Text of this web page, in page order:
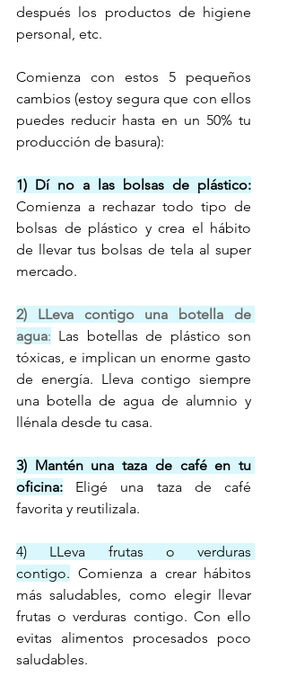
después los productos de higiene
personal, etc.
Comienza con estos 5 pequeños
cambios (estoy segura que con ellos
puedes reducir hasta en un 50% tu
producción de basura):
1) Dí no a las bolsas de plástico:
Comienza a rechazar todo tipo de
bolsas de plástico y crea el hábito
de llevar tus bolsas de tela al super
mercado.
2) LLeva contigo una botella de
agua: Las botellas de plástico son
tóxicas, e implican un enorme gasto
de energía. Lleva contigo siempre
una botella de agua de alumnio y
llénala desde tu casa.
3) Mantén una taza de café en tu
oficina:
Eligé una taza de café
favorita y reutilizala.
4) LLeva frutas o verduras
contigo. Comienza a crear hábitos
más saludables, como elegir llevar
frutas o verduras contigo. Con ello
evitas alimentos procesados poco
saludables.